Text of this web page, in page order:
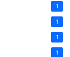
1
1
1
1